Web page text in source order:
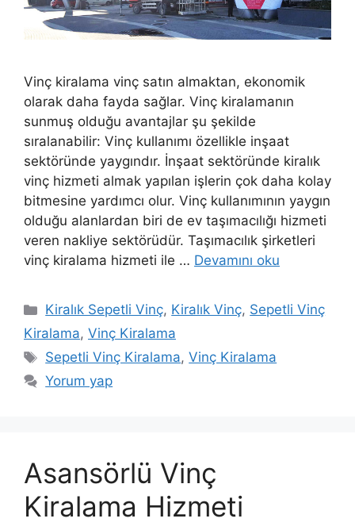
Vinç kiralama vinç satın almaktan, ekonomik
olarak daha fayda sağlar. Vinç kiralamanın
sunmuş olduğu avantajlar şu şekilde
sıralanabilir: Vinç kullanımı özellikle inşaat
sektöründe yaygındır. İnşaat sektöründe kiralık
vinç hizmeti almak yapılan işlerin çok daha kolay
bitmesine yardımcı olur. Vinç kullanımının yaygın
olduğu alanlardan biri de ev taşımacılığı hizmeti
veren nakliye sektörüdür. Taşımacılık şirketleri
vinç kiralama hizmeti ile … Devamını oku
Kategoriler
Kiralık Sepetli Vinç, Kiralık Vinç, Sepetli Vinç
Kiralama, Vinç Kiralama
Etiketler
Sepetli Vinç Kiralama,Vinç Kiralama
Yorum yap
Asansörlü Vinç
Kiralama Hizmeti